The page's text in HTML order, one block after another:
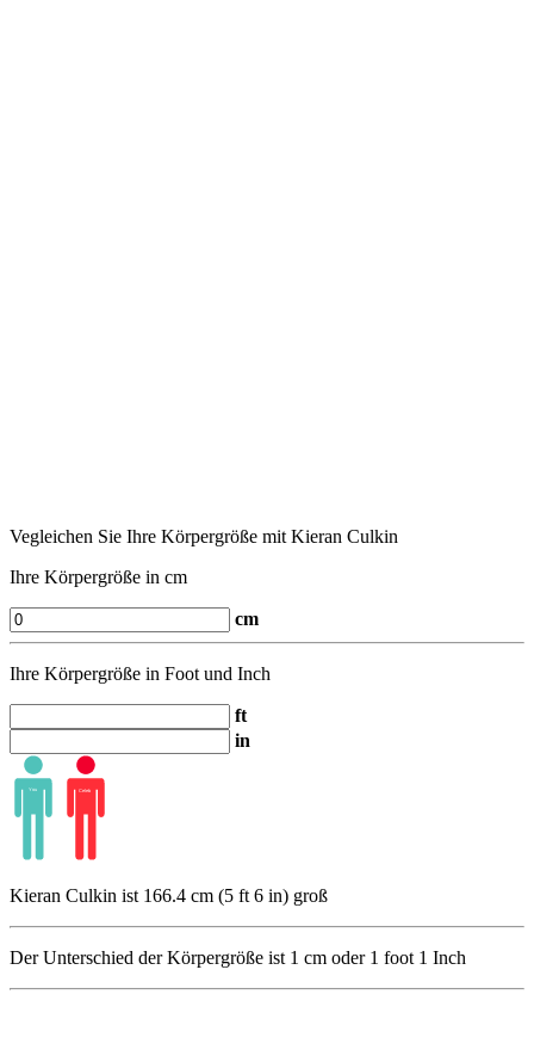
Vegleichen Sie Ihre Körpergröße mit Kieran Culkin
Ihre Körpergröße in cm
cm
Ihre Körpergröße in Foot und Inch
ft
in
Kieran Culkin ist 166.4 cm (5 ft 6 in) groß
Der Unterschied der Körpergröße ist 1 cm oder 1 foot 1 Inch